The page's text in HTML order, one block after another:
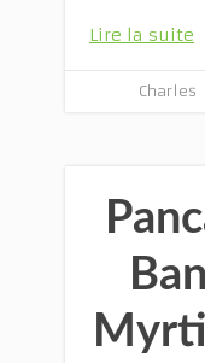
Lire la suite
Charles